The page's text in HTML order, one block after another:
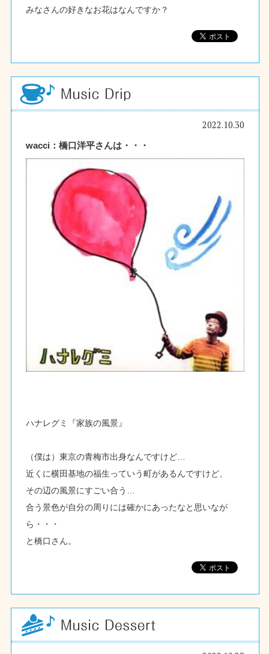
みなさんの好きなお花はなんですか？
2022.10.30
wacci：橋口洋平さんは・・・
ハナレグミ『家族の風景』
（僕は）東京の青梅市出身なんですけど…
近くに横田基地の福生っていう町があるんですけど、
その辺の風景にすごい合う…
合う景色が自分の周りには確かにあったなと思いなが
ら・・・
と橋口さん。